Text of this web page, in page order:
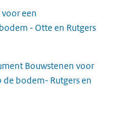
een
- Otte en Rutgers
Bouwstenen voor
bodem- Rutgers en